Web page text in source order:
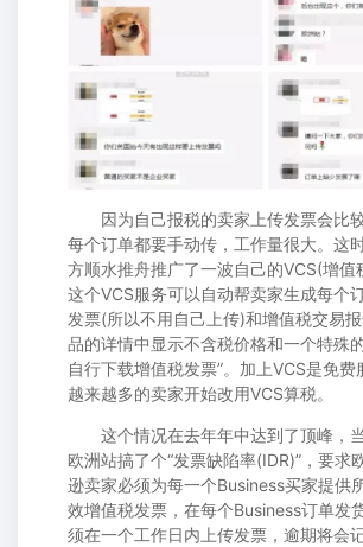
因为自己报税的卖家上传发票会比
每个订单都要手动传，工作量很大。这
方顺水推舟推广了一波自己的VCS(增值
这个VCS服务可以自动帮卖家生成每个
发票(所以不用自己上传)和增值税交易
品的详情中显示不含税价格和一个特
自行下载增值税发票”。加上VCS是免费
越来越多的卖家开始改用VCS算税。
这个情况在去年年中达到了顶峰，
欧洲站搞了个“发票缺陷率(IDR)”，要求
逊卖家必须为每一个Business买家提供
效增值税发票，在每个Business订单发
须在一个工作日内上传发票，逾期将会